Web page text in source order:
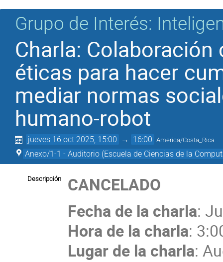
Grupo de Interés:
Charla:
éticas para hacer
mediar normas
humano-robot
jueves 16 oct 2025, 15:00 → 16:00 America/Costa_Rica
Anexo/1-1 - Auditorio (Escuela de Ciencias de la
Descripción
CANCELADO
Fecha de la charla:
Hora de la charla:
Lugar de la charla: